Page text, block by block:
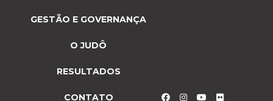
GESTÃO E GOVERNANÇA
O JUDÔ
RESULTADOS
CONTATO